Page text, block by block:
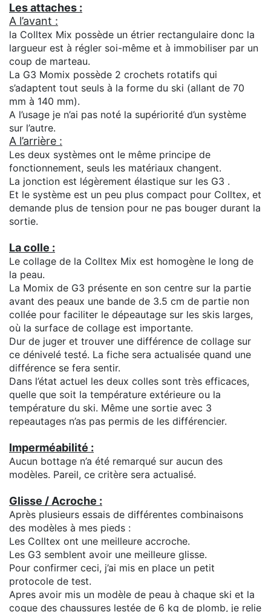
Les attaches :
A l’avant :
la Colltex Mix possède un étrier rectangulaire donc la
largueur est à régler soi-même et à immobiliser par un
coup de marteau.
La G3 Momix possède 2 crochets rotatifs qui
s’adaptent tout seuls à la forme du ski (allant de 70
mm à 140 mm).
A l’usage je n’ai pas noté la supériorité d’un système
sur l’autre.
A l’arrière :
Les deux systèmes ont le même principe de
fonctionnement, seuls les matériaux changent.
La jonction est légèrement élastique sur les G3 .
Et le système est un peu plus compact pour Colltex, et
demande plus de tension pour ne pas bouger durant la
sortie.
La colle :
Le collage de la Colltex Mix est homogène le long de
la peau.
La Momix de G3 présente en son centre sur la partie
avant des peaux une bande de 3.5 cm de partie non
collée pour faciliter le dépeautage sur les skis larges,
où la surface de collage est importante.
Dur de juger et trouver une différence de collage sur
ce dénivelé testé. La fiche sera actualisée quand une
différence se fera sentir.
Dans l’état actuel les deux colles sont très efficaces,
quelle que soit la température extérieure ou la
température du ski. Même une sortie avec 3
repeautages n’as pas permis de les différencier.
Imperméabilité :
Aucun bottage n’a été remarqué sur aucun des
modèles. Pareil, ce critère sera actualisé.
Glisse / Acroche :
Après plusieurs essais de différentes combinaisons
des modèles à mes pieds :
Les Colltex ont une meilleure accroche.
Les G3 semblent avoir une meilleure glisse.
Pour confirmer ceci, j’ai mis en place un petit
protocole de test.
Apres avoir mis un modèle de peau à chaque ski et la
coque des chaussures lestée de 6 kg de plomb, je relie